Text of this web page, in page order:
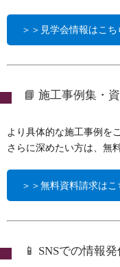
＞＞見学会情報はこ
📘 施工事例集・
より具体的な施工事例を
さらに深めたい方は、無
＞＞無料資料請求は
📱 SNSでの情報